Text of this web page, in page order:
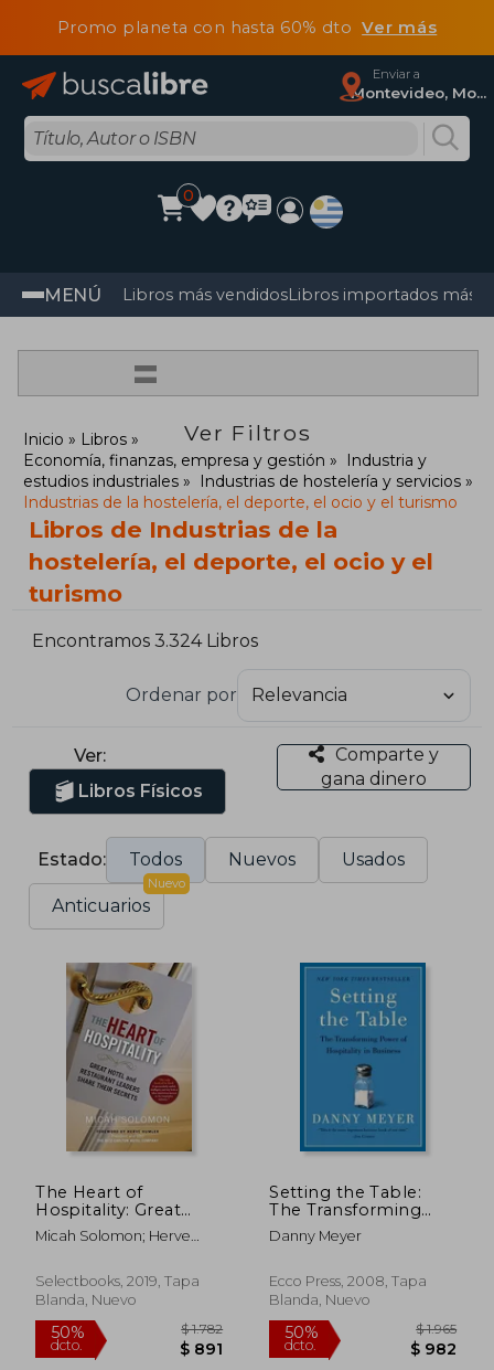
Promo planeta con hasta 60% dtoVer más
Enviar a
Montevideo, Montevideo
0
MENÚ Libros más vendidosLibros importados más
=
Ver Filtros
Inicio
Libros
Economía, finanzas, empresa y gestión
Industria y
estudios industriales
Industrias de hostelería y servicios
Industrias de la hostelería, el deporte, el ocio y el turismo
Libros de Industrias de la
hostelería, el deporte, el ocio y el
turismo
Encontramos 3.324 Libros
Ordenar por
Ver:
Libros Físicos
Comparte y
gana dinero
Estado: Todos Nuevos Usados
Anticuarios
Nuevo
The Heart of
Hospitality: Great
Hotel and Restaurant
Leaders Share Their
Micah Solomon; Herve
Selectbooks, 2019, Tapa
Blanda, Nuevo
Setting the Table:
The Transforming
Power of Hospitality
in Business (en
Danny Meyer
Ecco Press, 2008, Tapa
Blanda, Nuevo